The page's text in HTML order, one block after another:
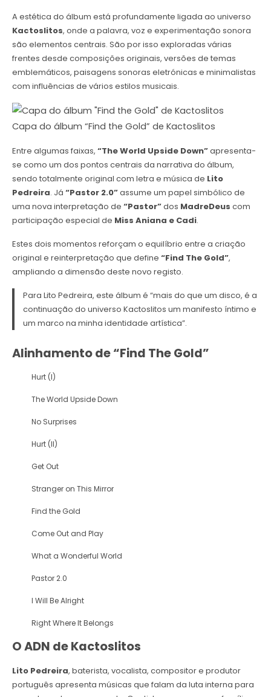
A estética do álbum está profundamente ligada ao universo
Kactoslitos, onde a palavra, voz e experimentação sonora
são elementos centrais. São por isso exploradas várias
frentes desde composições originais, versões de temas
emblemáticos, paisagens sonoras eletrónicas e minimalistas
com influências de vários estilos musicais.
Capa do álbum “Find the Gold” de Kactoslitos
Entre algumas faixas, “The World Upside Down”apresenta-
se como um dos pontos centrais da narrativa do álbum,
sendo totalmente original com letra e música de Lito
Pedreira. Já “Pastor 2.0”assume um papel simbólico de
uma nova interpretação de “Pastor”dos MadreDeus com
participação especial de Miss Aniana e Cadi.
Estes dois momentos reforçam o equilíbrio entre a criação
original e reinterpretação que define “Find The Gold”,
ampliando a dimensão deste novo registo.
Para Lito Pedreira, este álbum é “mais do que um disco, é a
continuação do universo Kactoslitos um manifesto íntimo e
um marco na minha identidade artística”.
Alinhamento de “Find The Gold”
Hurt (I)
The World Upside Down
No Surprises
Hurt (II)
Get Out
Stranger on This Mirror
Find the Gold
Come Out and Play
What a Wonderful World
Pastor 2.0
I Will Be Alright
Right Where It Belongs
O ADN de Kactoslitos
Lito Pedreira, baterista, vocalista, compositor e produtor
português apresenta músicas que falam da luta interna para